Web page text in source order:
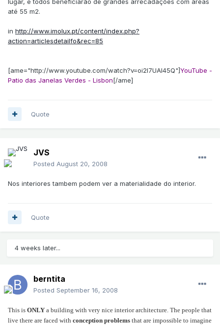
até 55 m2.
in http://www.imolux.pt/content/index.php?
action=articlesdetailfo&rec=85
[ame="http://www.youtube.com/watch?v=oi2I7UAI45Q"]YouTube -
Patio das Janelas Verdes - Lisbon[/ame]
Quote
JVS
Posted August 20, 2008
Nos interiores tambem podem ver a materialidade do interior.
Quote
4 weeks later...
berntita
Posted September 16, 2008
This is ONLY a building with very nice interior architecture. The people that
live there are faced with conception problems that are impossible to imagine